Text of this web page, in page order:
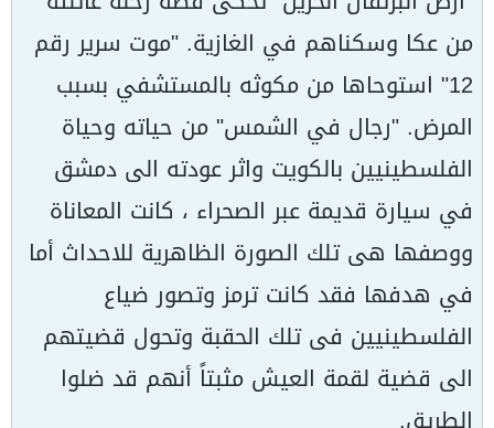
من عكا وسكناهم في الغازية. "موت سرير رقم
12" استوحاها من مكوثه بالمستشفي بسبب
المرض. "رجال في الشمس" من حياته وحياة
الفلسطينيين بالكويت واثر عودته الى دمشق
في سيارة قديمة عبر الصحراء ، كانت المعاناة
ووصفها هى تلك الصورة الظاهرية للاحداث أما
في هدفها فقد كانت ترمز وتصور ضياع
الفلسطينيين فى تلك الحقبة وتحول قضيتهم
الى قضية لقمة العيش مثبتاً أنهم قد ضلوا